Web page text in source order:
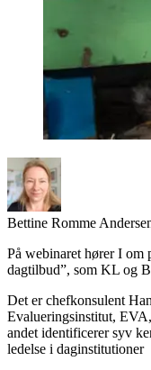
Bettine Romme
På webinaret hører I om
dagtilbud”, som KL og
Det er chefkonsulent
Evalueringsinstitut,
andet identificerer syv
ledelse i daginstitutioner